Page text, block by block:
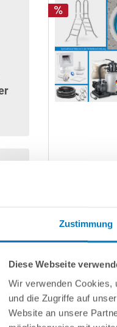
Zustimmung
Diese Webseite
Wir verwenden Cookies,
und die Zugriffe auf
Website an unsere